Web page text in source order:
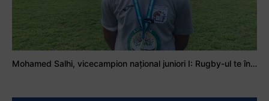
Mohamed Salhi, vicecampion național juniori I: Rugby-ul te învață să accepți și înfrângerile